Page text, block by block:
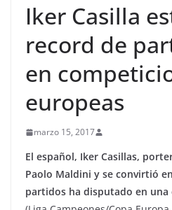
Iker Casilla
record de
en
europeas
marzo 15, 2017
El español, Iker Casillas,
Paolo Maldini y se convirtió
partidos ha disputado en una